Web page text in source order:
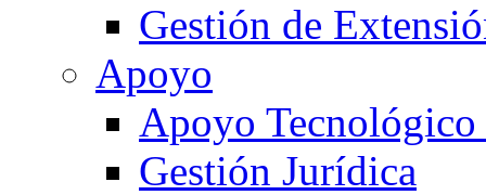
Gestión de
Apoyo
Apoyo
Gestión Jurídica